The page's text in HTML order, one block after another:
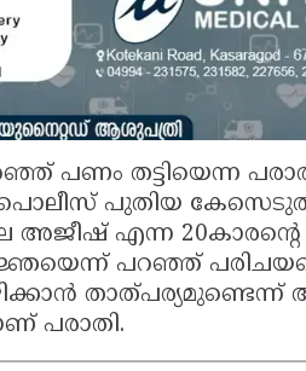
പണം തട്ടിയെന്ന
പൊലീസ് പുതിയ
എന്ന 20കാരൻ്റെ
പറഞ്ഞ്
താത്പര്യമുണ്ടെന്ന്
പരാതി.